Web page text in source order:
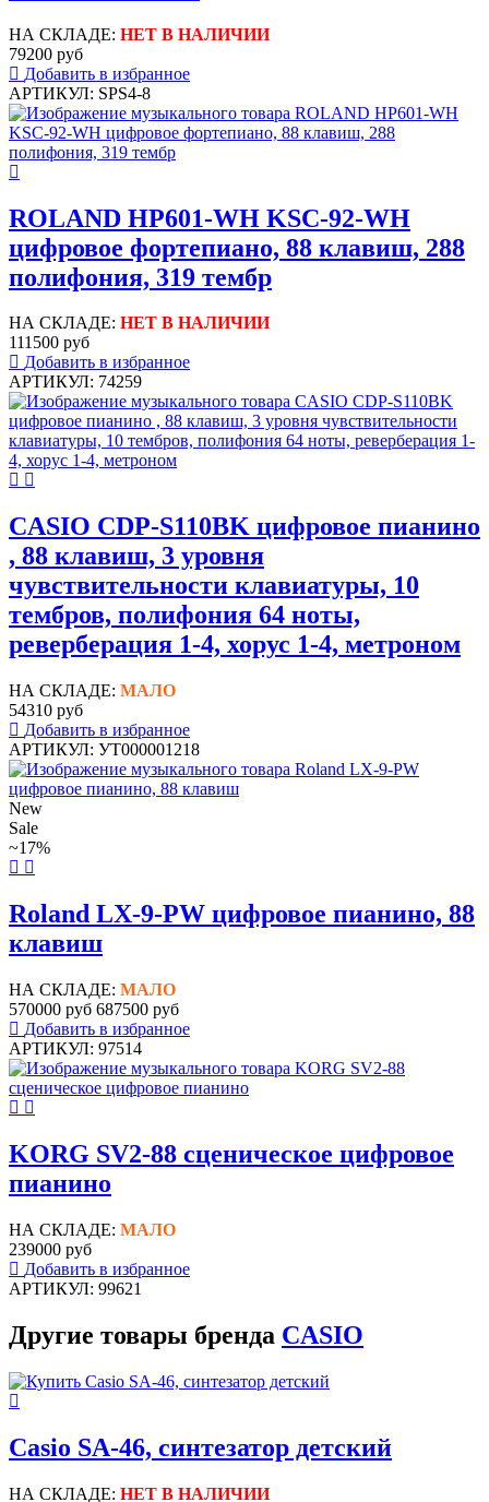
НА СКЛАДЕ: НЕТ В НАЛИЧИИ
79200 руб
Добавить в избранное
АРТИКУЛ: SPS4-8
ROLAND HP601-WH KSC-92-WH
цифровое фортепиано, 88 клавиш, 288
полифония, 319 тембр
НА СКЛАДЕ: НЕТ В НАЛИЧИИ
111500 руб
Добавить в избранное
АРТИКУЛ: 74259
CASIO CDP-S110BK цифровое пианино
, 88 клавиш, 3 уровня
чувствительности клавиатуры, 10
тембров, полифония 64 ноты,
реверберация 1-4, хорус 1-4, метроном
НА СКЛАДЕ: МАЛО
54310 руб
Добавить в избранное
АРТИКУЛ: УТ000001218
New
Sale
~17%
Roland LX-9-PW цифровое пианино, 88
клавиш
НА СКЛАДЕ: МАЛО
570000 руб 687500 руб
Добавить в избранное
АРТИКУЛ: 97514
KORG SV2-88 сценическое цифровое
пианино
НА СКЛАДЕ: МАЛО
239000 руб
Добавить в избранное
АРТИКУЛ: 99621
Другие товары бренда CASIO
Casio SA-46, cинтезатор детский
НА СКЛАДЕ: НЕТ В НАЛИЧИИ